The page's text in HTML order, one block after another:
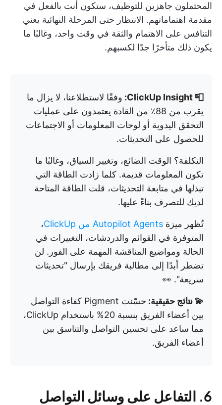
المحتملون جاهزين للتوظيف، ستكون أنت بالفعل في
مقدمة اهتماماتهم. الانتظار حتى المرحلة النهائية يعني
التنافس على الاهتمام والثقة في وقت واحد، وغالبًا ما
يكون ذلك متأخرًا جدًا لكسبهم.
📮 ClickUp Insight:
وفقًا لاستطلاعنا، لا يزال ما
يقرب من 88٪ من القادة يعتمدون على عمليات
التحقق اليدوية أو لوحات المعلومات أو الاجتماعات
للحصول على التحديثات.
التكلفة؟ الوقت الضائع، وتغيير السياق، وغالبًا ما
تكون المعلومات قديمة. كلما زادت الطاقة التي
تبذلها في متابعة التحديثات، قلت الطاقة المتاحة
لديك للتصرف بناءً عليها.
تُظهر ميزة Autopilot Agents من ClickUp
،
المتوفرة في القوائم والدردشات، التغييرات في
الحالة ومواضيع المناقشة المهمة على الفور. لن
تضطر أبدًا إلى مطالبة فريقك بإرسال "تحديثات
سريعة". 👀
💫 نتائج حقيقية:
حسّنت Pigment كفاءة التواصل
بين أعضاء الفريق بنسبة 20% باستخدام ClickUp،
مما ساعد على تحسين التواصل والتناسق بين
أعضاء الفريق.
6. التفاعل على وسائل التواصل